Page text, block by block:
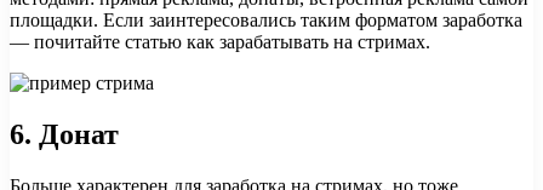
площадки. Если заинтересовались таким форматом заработка
— почитайте статью как зарабатывать на стримах.
6. Донат
Больше характерен для заработка на стримах, но тоже